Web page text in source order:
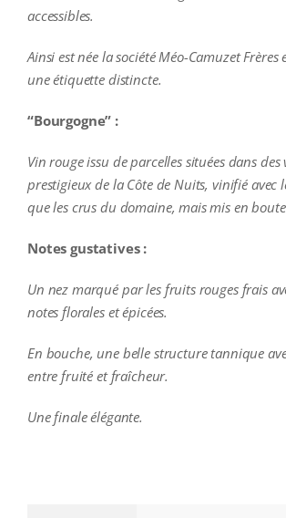
accessibles.
Ainsi est née la société Méo-Camuzet Frères
une étiquette distincte.
“Bourgogne” :
Vin rouge issu de parcelles situées dans des
prestigieux de la Côte de Nuits, vinifié avec
que les crus du domaine, mais mis en
Notes gustatives :
Un nez marqué par les fruits rouges frais
notes florales et épicées.
En bouche, une belle structure tannique
entre fruité et fraîcheur.
Une finale élégante.